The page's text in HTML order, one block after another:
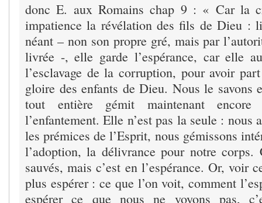
donc E. aux Romains chap 9 : « Car la
impatience la révélation des fils de Dieu :
néant – non son propre gré, mais par
livrée -, elle garde l’espérance, car elle
l’esclavage de la corruption, pour avoir
gloire des enfants de Dieu. Nous le savons
tout entière gémit maintenant
l’enfantement. Elle n’est pas la seule : nous
les prémices de l’Esprit, nous gémissons
l’adoption, la délivrance pour notre corps.
sauvés, mais c’est en l’espérance. Or, voir
plus espérer : ce que l’on voit, comment
espérer ce que nous ne voyons pas,